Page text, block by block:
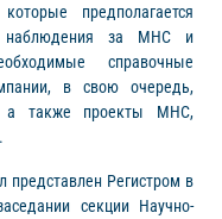
предполагается
наблюдения за МНС и
справочные
в свою очередь,
а также проекты МНС,
Регистром в
секции Научно-